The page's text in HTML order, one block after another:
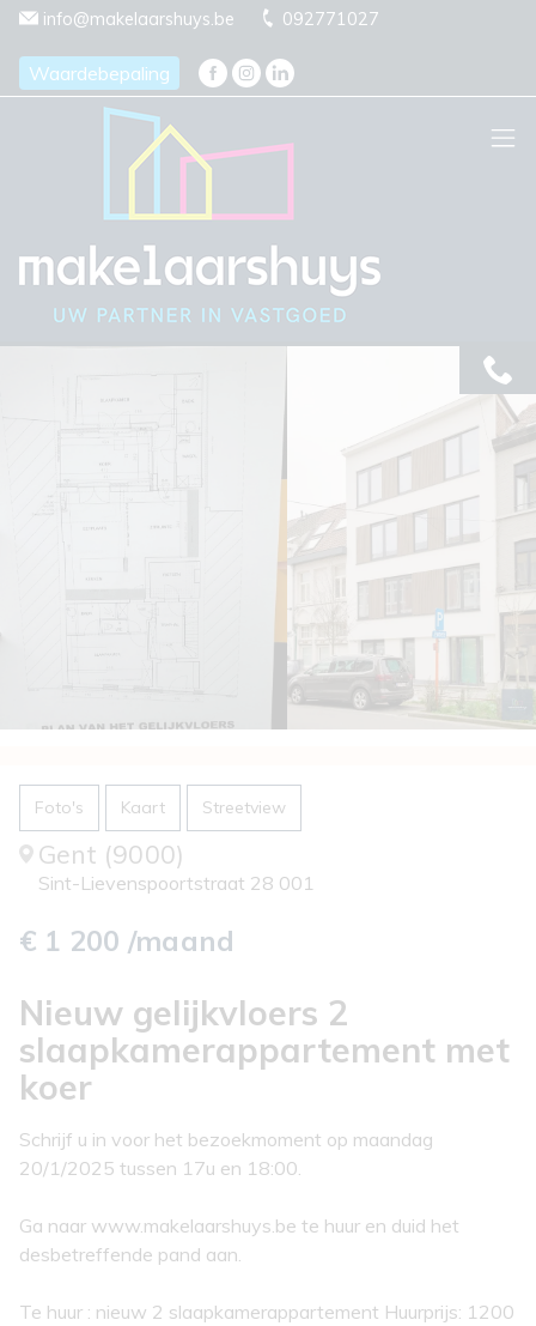
Menu overslaan en naar de inhoud gaan
info@makelaarshuys.be 092771027
Waardebepaling
Nieuw gelijkvloers 2
slaapkamerappartement met
koer
Gent (9000)
Sint-Lievenspoortstraat 28 001
€ 1 200 /maand
Foto's Kaart Streetview
Schrijf u in voor het bezoekmoment op maandag
20/1/2025 tussen 17u en 18:00.
Ga naar www.makelaarshuys.be te huur en duid het
desbetreffende pand aan.
Te huur : nieuw 2 slaapkamerappartement Huurprijs: 1200